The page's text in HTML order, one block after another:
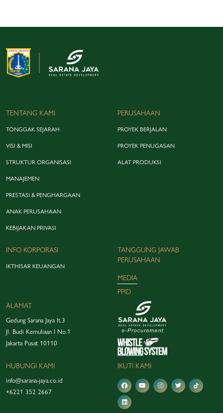
TENTANG KAMI
TONGGAK SEJARAH
VISI & MISI
STRUKTUR ORGANISASI
MANAJEMEN
PRESTASI & PENGHARGAAN
ANAK PERUSAHAAN
KEBIJAKAN PRIVASI
PERUSAHAAN
PROYEK BERJALAN
PROYEK PENUGASAN
ALAT PRODUKSI
INFO KORPORASI
IKTHISAR KEUANGAN
TANGGUNG JAWAB
PERUSAHAAN
MEDIA
PPID
ALAMAT
Gedung Sarana Jaya lt.3
Jl. Budi Kemuliaan I No.1
Jakarta Pusat 10110
HUBUNGI KAMI
info@sarana-jaya.co.id
+6221 352 2667
IKUTI KAMI